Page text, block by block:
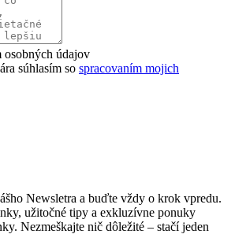
osobných údajov
súhlasím so spracovaním mojich
Newsletra a buďte vždy o krok vpredu.
užitočné tipy a exkluzívne ponuky
Nezmeškajte nič dôležité – stačí jeden